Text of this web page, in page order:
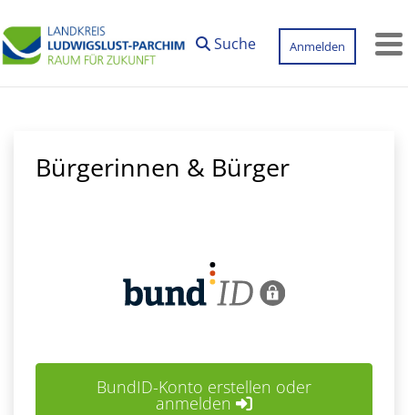
Suche
Anmelden
Bürgerinnen & Bürger
BundID-Konto erstellen oder
anmelden